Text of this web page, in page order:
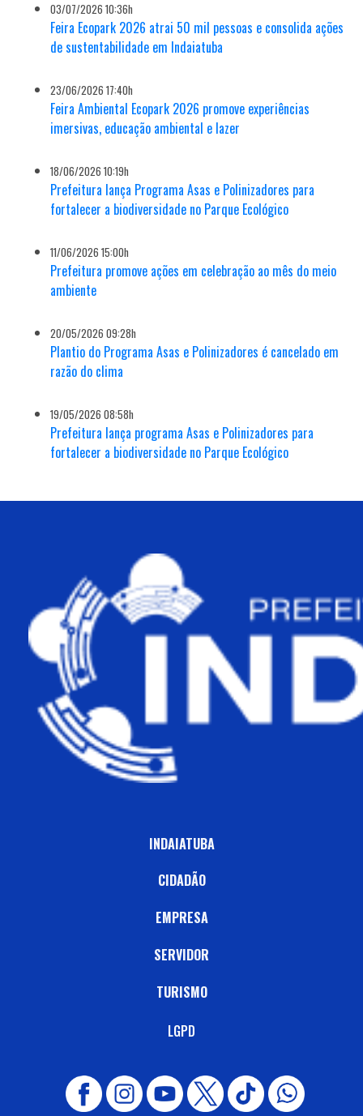
03/07/2026 10:36h
Feira Ecopark 2026 atrai 50 mil pessoas e consolida ações
de sustentabilidade em Indaiatuba
23/06/2026 17:40h
Feira Ambiental Ecopark 2026 promove experiências
imersivas, educação ambiental e lazer
18/06/2026 10:19h
Prefeitura lança Programa Asas e Polinizadores para
fortalecer a biodiversidade no Parque Ecológico
11/06/2026 15:00h
Prefeitura promove ações em celebração ao mês do meio
ambiente
20/05/2026 09:28h
Plantio do Programa Asas e Polinizadores é cancelado em
razão do clima
19/05/2026 08:58h
Prefeitura lança programa Asas e Polinizadores para
fortalecer a biodiversidade no Parque Ecológico
INDAIATUBA
CIDADÃO
EMPRESA
SERVIDOR
TURISMO
LGPD